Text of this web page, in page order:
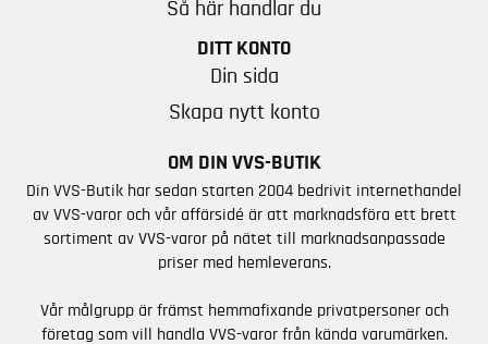
Så här handlar du
DITT KONTO
Din sida
Skapa nytt konto
OM DIN VVS-BUTIK
Din VVS-Butik har sedan starten 2004 bedrivit internethandel
av VVS-varor och vår affärsidé är att marknadsföra ett brett
sortiment av VVS-varor på nätet till marknadsanpassade
priser med hemleverans.
Vår målgrupp är främst hemmafixande privatpersoner och
företag som vill handla VVS-varor från kända varumärken.